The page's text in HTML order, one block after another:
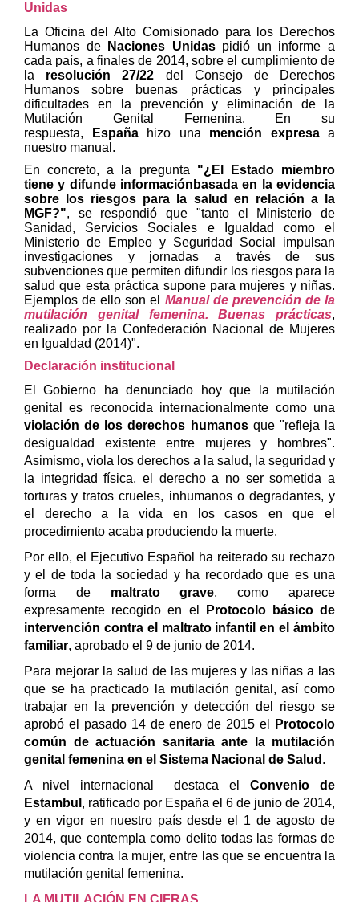
Unidas
La Oficina del Alto Comisionado para los Derechos
Humanos de
Naciones Unidas pidió un informe a
cada país, a finales de 2014, sobre el cumplimiento de
la
resolución 27/22
del Consejo de Derechos
Humanos sobre buenas prácticas y principales
dificultades en la prevención y eliminación de la
Mutilación Genital Femenina.
En su
respuesta,
España hizo una mención expresa a
nuestro manual.
En concreto, a la pregunta
"¿El Estado miembro
tiene y difunde informaciónbasada en la evidencia
sobre los riesgos para la salud en relación a la
MGF?", se respondió que "tanto el Ministerio de
Sanidad, Servicios Sociales e Igualdad como el
Ministerio de Empleo y Seguridad Social impulsan
investigaciones y jornadas a través de sus
subvenciones que permiten difundir los riesgos para la
salud que esta práctica supone para mujeres y niñas.
Ejemplos de ello son el Manual de prevención de la
mutilación genital femenina. Buenas prácticas,
realizado por la Confederación Nacional de Mujeres
en Igualdad (2014)".
Declaración institucional
El Gobierno ha denunciado hoy que la mutilación
genital es reconocida internacionalmente como una
violación de los derechos humanos que "refleja la
desigualdad existente entre mujeres y hombres".
Asimismo, viola los derechos a la salud, la seguridad y
la integridad física, el derecho a no ser sometida a
torturas y tratos crueles, inhumanos o degradantes, y
el derecho a la vida en los casos en que el
procedimiento acaba produciendo la muerte.
Por ello, el Ejecutivo Español ha reiterado su rechazo
y el de toda la sociedad y ha recordado que es una
forma de maltrato grave, como aparece
expresamente recogido en el
Protocolo básico de
intervención contra el maltrato infantil en el ámbito
familiar, aprobado el 9 de junio de 2014.
Para mejorar la salud de las mujeres y las niñas a las
que se ha practicado la mutilación genital, así como
trabajar en la prevención y detección del riesgo se
aprobó el pasado 14 de enero de 2015 el
Protocolo
común de actuación sanitaria ante la mutilación
genital femenina en el Sistema Nacional de Salud .
A nivel internacional destaca elConvenio de
Estambul , ratificado por España el 6 de junio de 2014,
y en vigor en nuestro país desde el 1 de agosto de
2014, que contempla como delito todas las formas de
violencia contra la mujer, entre las que se encuentra la
mutilación genital femenina.
LA MUTILACIÓN EN CIFRAS